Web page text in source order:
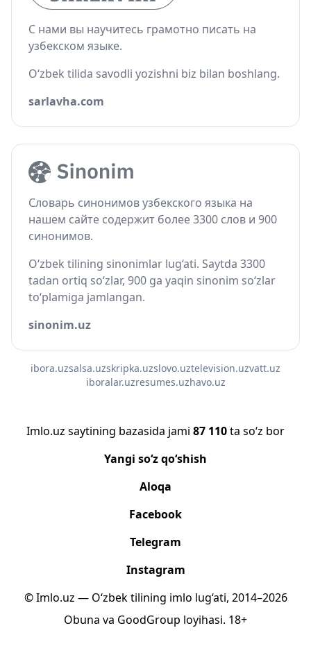
С нами вы научитесь грамотно писать на
узбекском языке.
O‘zbek tilida savodli yozishni biz bilan boshlang.
sarlavha.com
Словарь синонимов узбекского языка на
нашем сайте содержит более 3300 слов и 900
синонимов.
O‘zbek tilining sinonimlar lug‘ati. Saytda 3300
tadan ortiq so‘zlar, 900 ga yaqin sinonim so‘zlar
to‘plamiga jamlangan.
sinonim.uz
ibora.uzsalsa.uzskripka.uzslovo.uztelevision.uzvatt.uz
iboralar.uzresumes.uzhavo.uz
Imlo.uz saytining bazasida jami 87 110ta so‘z bor
Yangi so‘z qo‘shish
Aloqa
Facebook
Telegram
Instagram
© Imlo.uz — O‘zbek tilining imlo lug‘ati, 2014–2026
Obuna va GoodGroup loyihasi. 18+